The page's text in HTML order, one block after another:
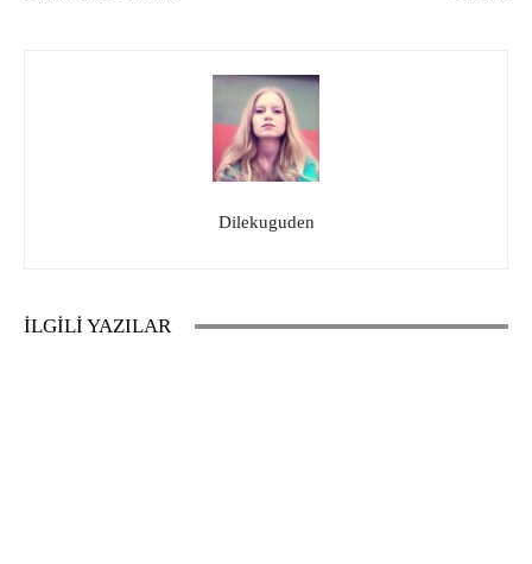
Dilekuguden
İLGİLİ YAZILAR